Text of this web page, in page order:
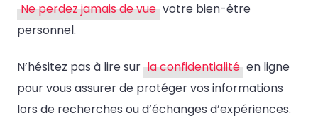
Ne perdez jamais de vue votre bien-être
personnel.
N’hésitez pas à lire sur la confidentialité en ligne
pour vous assurer de protéger vos informations
lors de recherches ou d’échanges d’expériences.